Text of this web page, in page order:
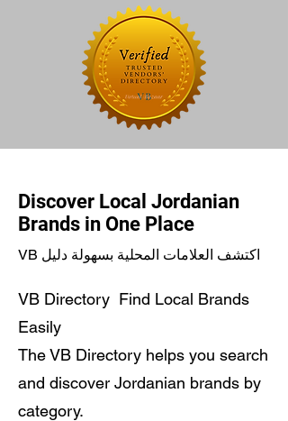
Discover Local Jordanian
Brands in One Place
VB اكتشف العلامات المحلية بسهولة دليل
VB Directory Find Local Brands
Easily
The VB Directory helps you search
and discover Jordanian brands by
category.